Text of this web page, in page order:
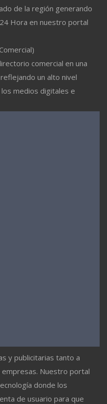
de la región generando
Hora en nuestro portal
comercial en una
un alto nivel
medios digitales e
y publicitarias tanto a
Nuestro portal
donde los
de usuario para que